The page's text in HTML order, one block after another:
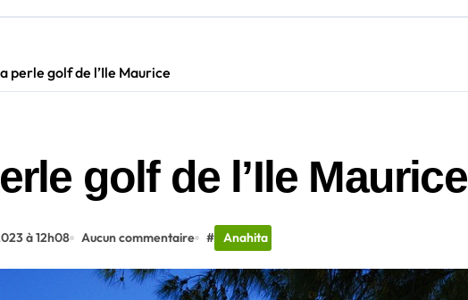
perle golf de l’Ile Maurice
golf de l’Ile Maurice
à 12h08 Aucun commentaire # Anahita